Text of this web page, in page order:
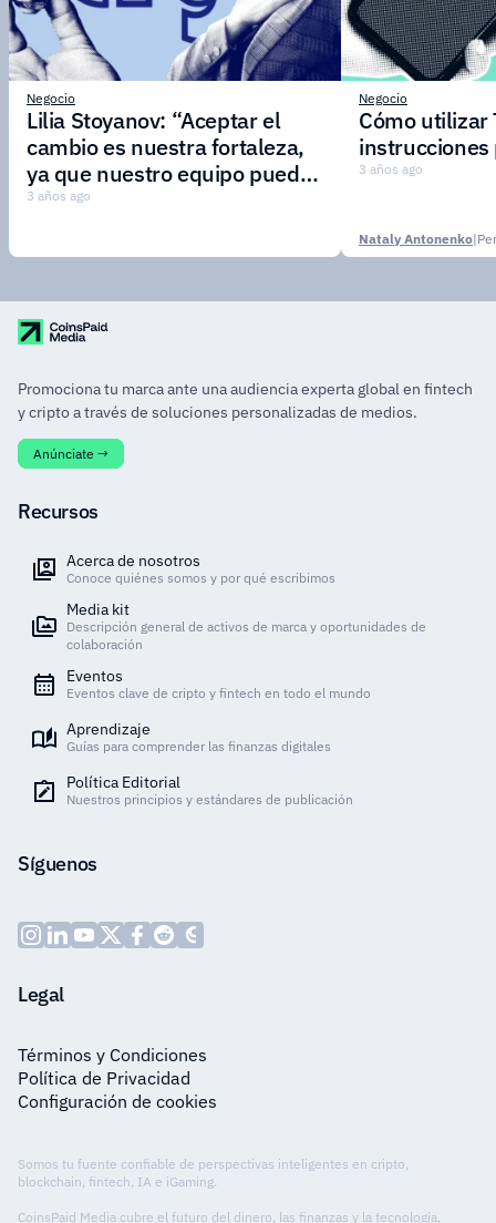
Negocio
Lilia Stoyanov: “Aceptar el
cambio es nuestra fortaleza,
ya que nuestro equipo puede
adaptarse rápidamente a
demandas de los clientes”
3 años ago
Negocio
Cómo
instrucciones
3 años ago
Nataly Antonenko|
Promociona tu marca ante una audiencia experta global en fintech
y cripto a través de soluciones personalizadas de medios.
Anúnciate →
Recursos
Acerca de nosotros
Conoce quiénes somos y por qué escribimos
Media kit
Descripción general de activos de marca y oportunidades de
colaboración
Eventos
Eventos clave de cripto y fintech en todo el mundo
Aprendizaje
Guías para comprender las finanzas digitales
Política Editorial
Nuestros principios y estándares de publicación
Síguenos
Legal
Términos y Condiciones
Política de Privacidad
Configuración de cookies
Somos tu fuente confiable de perspectivas inteligentes en cripto,
blockchain, fintech, IA e iGaming.
CoinsPaid Media cubre el futuro del dinero, las finanzas y la tecnología,